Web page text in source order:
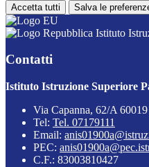
Accetta tutti Salva le
Istituto
Contatti
Istituto Istruzione Superiore
Via Capanna, 62/A
Tel: Tel. 07179111
Email:
PEC:
C.F.: 83003810427